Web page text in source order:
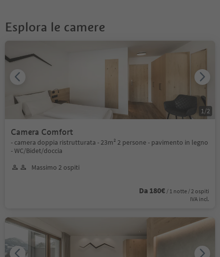
Esplora le camere
Camera Comfort
- camera doppia ristrutturata - 23m² 2 persone - pavimento in legno
- WC/Bidet/doccia
Massimo 2 ospiti
Da 180€ / 1 notte / 2 ospiti
IVA incl.
1 /2